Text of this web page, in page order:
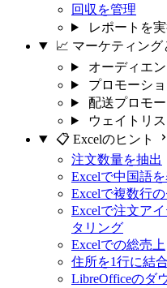
回収を管理
レポートを
📈 マーケティング
オーディエ
プロモーシ
配送プロモ
ウェイトリス
📋 Excelのヒント
注文数量を抽出
Excelで中国語
Excelで複数行
Excelで注文ア
タリング
Excelでの総売上
住所を1行に結合
LibreOfficeのダ